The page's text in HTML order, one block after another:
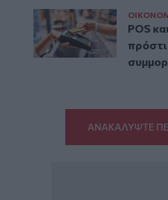
POS
ΑΝΑΚΑΛΥΨΤΕ